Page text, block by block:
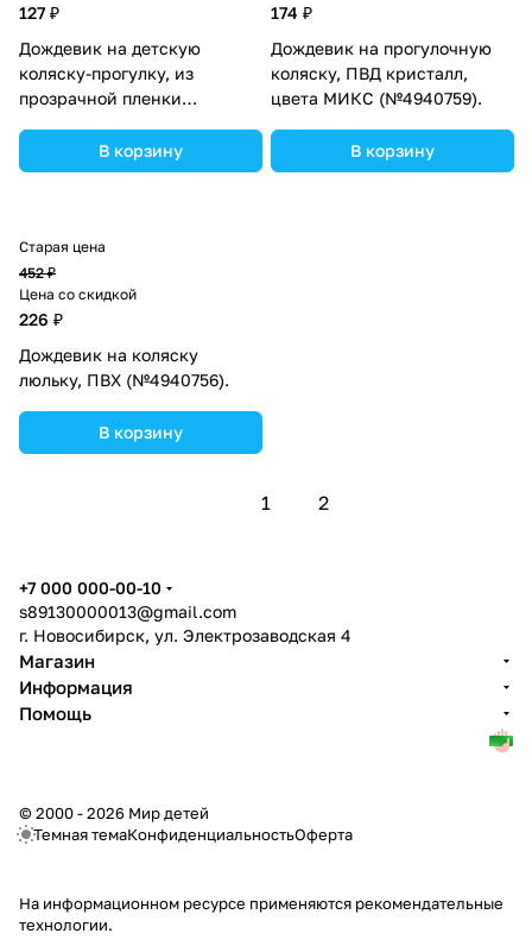
127 ₽
Дождевик на детскую
коляску-прогулку, из
прозрачной пленки
В корзину
174 ₽
Дождевик на прогулочную
коляску, ПВД кристалл,
цвета МИКС (№4940759).
В корзину
Старая цена
452 ₽
Цена со скидкой
226 ₽
Дождевик на коляску
люльку, ПВХ (№4940756).
В корзину
1 2
+7 000 000-00-10
s89130000013@gmail.com
г. Новосибирск, ул. Электрозаводская 4
Магазин
Информация
Помощь
© 2000 - 2026 Мир детей
Темная темаКонфиденциальностьОферта
На информационном ресурсе применяются рекомендательные
технологии.